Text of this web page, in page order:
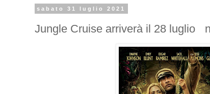
sabato 31 luglio 2021
Jungle Cruise arriverà il 28 luglio